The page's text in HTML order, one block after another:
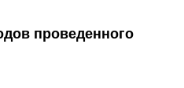
проведенного